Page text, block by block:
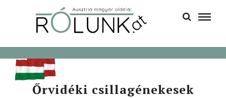
Őrvidéki csillagénekesek